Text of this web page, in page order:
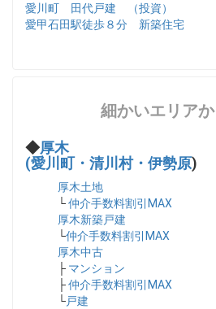
愛川町 田代戸建 （投資）
愛甲石田駅徒歩８分 新築住宅
細かいエリア
◆厚木
(愛川町・清川村・伊勢原)
厚木土地
└仲介手数料割引MAX
厚木新築戸建
└仲介手数料割引MAX
厚木中古
├ マンション
├仲介手数料割引MAX
└戸建